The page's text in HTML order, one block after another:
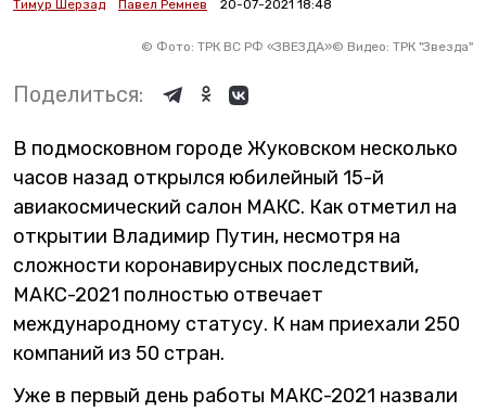
Тимур Шерзад Павел Ремнев 20-07-2021 18:48
© Фото: ТРК ВС РФ «ЗВЕЗДА»© Видео: ТРК "Звезда"
Поделиться:
В подмосковном городе Жуковском несколько
часов назад открылся юбилейный 15-й
авиакосмический салон МАКС. Как отметил на
открытии Владимир Путин, несмотря на
сложности коронавирусных последствий,
МАКС-2021 полностью отвечает
международному статусу. К нам приехали 250
компаний из 50 стран.
Уже в первый день работы МАКС-2021 назвали